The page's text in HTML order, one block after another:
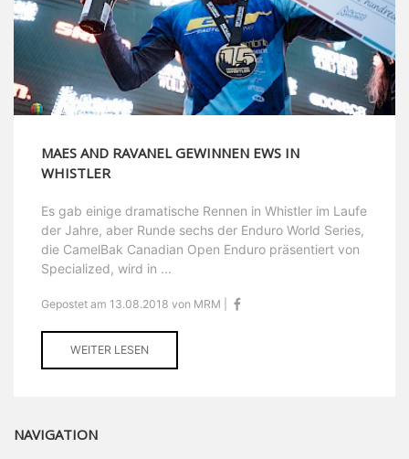
MAES AND RAVANEL GEWINNEN EWS IN
WHISTLER
Es gab einige dramatische Rennen in Whistler im Laufe
der Jahre, aber Runde sechs der Enduro World Series,
die CamelBak Canadian Open Enduro präsentiert von
Specialized, wird in ...
Gepostet am 13.08.2018 von MRM |
WEITER LESEN
NAVIGATION